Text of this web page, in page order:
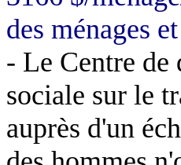
des ménages et
- Le Centre de
sociale sur le
auprès d'un